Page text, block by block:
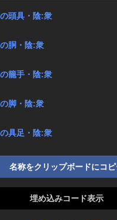
頭具・陰:衆
胴・陰:衆
籠手・陰:衆
脚・陰:衆
具足・陰:衆
名称をクリップボードにコ
埋め込みコード表示